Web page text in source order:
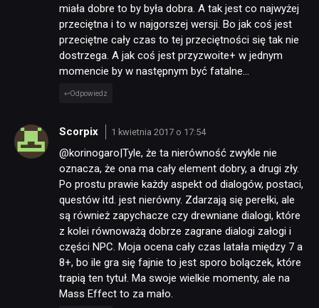
miała dobre to by była dobra. A tak jest co najwyżej
przeciętna i to w najgorszej wersji. Bo jak coś jest
przeciętne cały czas to tej przeciętności się tak nie
dostrzega. A jak coś jest przyzwoite+ w jednym
momencie by w następnym być fatalne…
Odpowiedz
Scorpix 1 kwietnia 2017 o 17:54
@korinogaro|Tyle, że ta nierówność zwykle nie
oznacza, że ona ma cały element dobry, a drugi zły.
Po prostu prawie każdy aspekt od dialogów, postaci,
questów itd. jest nierówny. Zdarzają się perełki, ale
są również zapychacze czy drewniane dialogi, które
z kolei równoważą dobrze zagrane dialogi załogi i
części NPC. Moja ocena cały czas latała między 7 a
8+, bo ile gra się fajnie to jest sporo bolączek, które
trapią ten tytuł. Ma swoje wielkie momenty, ale na
Mass Effect to za mało.